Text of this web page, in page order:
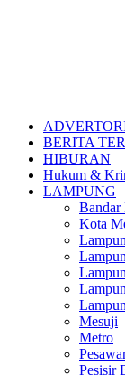
BERITA
HIBURAN
Hukum &
LAMPUNG
Bandar
Kota
Mesuji
Metro
Pesisir